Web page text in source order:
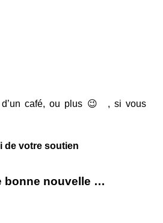
d’un café, ou plus 😉 , si vous
de votre soutien
bonne nouvelle …